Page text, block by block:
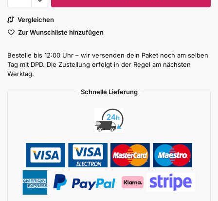
Vergleichen
Zur Wunschliste hinzufügen
Bestelle bis 12:00 Uhr – wir versenden dein Paket noch am selben
Tag mit DPD. Die Zustellung erfolgt in der Regel am nächsten
Werktag.
Schnelle Lieferung